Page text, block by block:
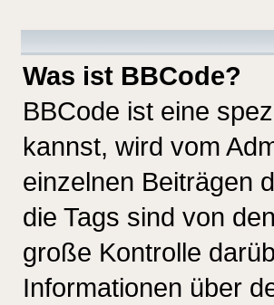
Was ist BBCode?
BBCode ist eine
kannst, wird vom
einzelnen Beiträgen
die Tags sind von
große Kontrolle
Informationen über